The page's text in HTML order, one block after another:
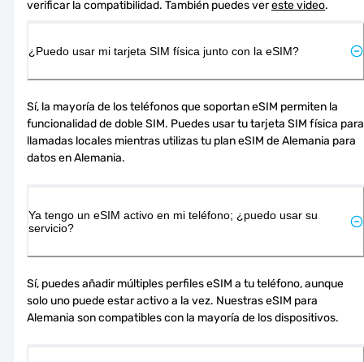
verificar la compatibilidad. También puedes ver este video.
¿Puedo usar mi tarjeta SIM física junto con la eSIM?
Sí, la mayoría de los teléfonos que soportan eSIM permiten la
funcionalidad de doble SIM. Puedes usar tu tarjeta SIM física para
llamadas locales mientras utilizas tu plan eSIM de Alemania para
datos en Alemania.
Ya tengo un eSIM activo en mi teléfono; ¿puedo usar su
servicio?
Sí, puedes añadir múltiples perfiles eSIM a tu teléfono, aunque
solo uno puede estar activo a la vez. Nuestras eSIM para
Alemania son compatibles con la mayoría de los dispositivos.